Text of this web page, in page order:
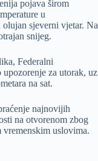
pojava širom
u
sjeverni vjetar. Na
snijeg.
Federalni
za utorak, uz
na sat.
najnovijih
na otvorenom zbog
uslovima.